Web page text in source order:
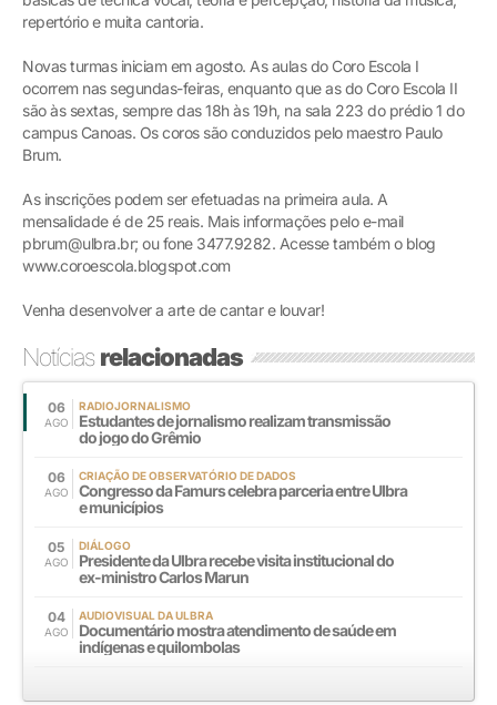
repertório e muita cantoria.
Novas turmas iniciam em agosto. As aulas do Coro Escola I
ocorrem nas segundas-feiras, enquanto que as do Coro Escola II
são às sextas, sempre das 18h às 19h, na sala 223 do prédio 1 do
campus Canoas. Os coros são conduzidos pelo maestro Paulo
Brum.
As inscrições podem ser efetuadas na primeira aula. A
mensalidade é de 25 reais. Mais informações pelo e-mail
pbrum@ulbra.br; ou fone 3477.9282. Acesse também o blog
www.coroescola.blogspot.com
Venha desenvolver a arte de cantar e louvar!
Notíciasrelacionadas
06
AGO
RADIOJORNALISMO
Estudantes de jornalismo realizam transmissão
do jogo do Grêmio
06
AGO
CRIAÇÃO DE OBSERVATÓRIO DE DADOS
Congresso da Famurs celebra parceria entre Ulbra
e municípios
05
AGO
DIÁLOGO
Presidente da Ulbra recebe visita institucional do
ex-ministro Carlos Marun
04
AGO
AUDIOVISUAL DA ULBRA
Documentário mostra atendimento de saúde em
indígenas e quilombolas